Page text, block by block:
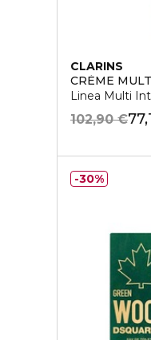
CLARINS
CRÈME
Linea Multi
102,90 €
30%